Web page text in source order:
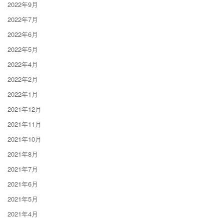
2022年9月
2022年7月
2022年6月
2022年5月
2022年4月
2022年2月
2022年1月
2021年12月
2021年11月
2021年10月
2021年8月
2021年7月
2021年6月
2021年5月
2021年4月